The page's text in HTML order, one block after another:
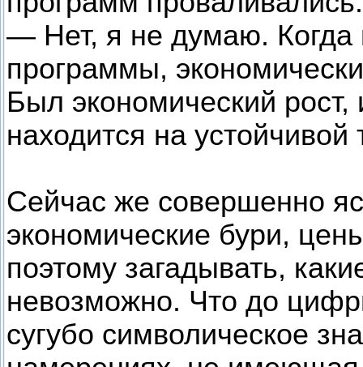
— Нет, я не думаю.
программы,
Был экономический рост,
находится на устойчивой
Сейчас же совершенно
экономические бури,
поэтому загадывать,
невозможно. Что до
сугубо символическое